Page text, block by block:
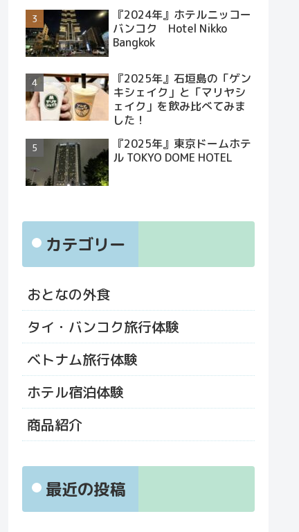
『2024年』ホテルニッコー
バンコク Hotel Nikko
Bangkok
『2025年』石垣島の「ゲン
キシェイク」と「マリヤシ
ェイク」を飲み比べてみま
した！
『2025年』東京ドームホテ
ル TOKYO DOME HOTEL
カテゴリー
おとなの外食
タイ・バンコク旅行体験
ベトナム旅行体験
ホテル宿泊体験
商品紹介
最近の投稿